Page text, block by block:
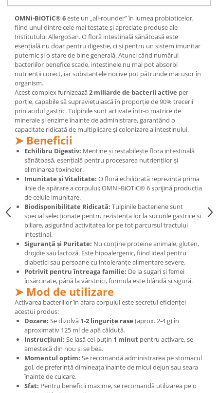
COSRX
BIODANCE
OOTD
Cettua
Haruharu Wonder
Medicube
ARIUL
Dr. Althea
DELLA BORN
Seleniu
Seminte de in
Silimarina
Spirulina
Ulei de cocos
Ulei de peste
Ulei MCT
Vitamina A
Vitamina B
Vitamina C
Vitamina D
Vitamina E
Vitamina K
Zinc
Cătină
Chlorella
Colina
Electroliti
Produse Apicole
Cacao
OMNi-BiOTiC® 6este un „all-rounder” în lumea probioticelor,
fiind unul dintre cele mai testate și apreciate produse ale
Institutului AllergoSan. O floră intestinală sănătoasă este
esențială nu doar pentru digestie, ci și pentru un sistem imunitar
puternic și o stare de bine generală. Atunci când numărul
bacteriilor benefice scade, intestinele nu mai pot absorbi
nutrienții corect, iar substanțele nocive pot pătrunde mai ușor în
organism.
Acest complex furnizează2 miliarde de bacterii active per
porție, capabile să supraviețuiască în proporție de 90% trecerii
prin acidul gastric. Tulpinile sunt activate într-o matrice de
minerale și enzime înainte de administrare, garantând o
capacitate ridicată de multiplicare și colonizare a intestinului.
➤ Beneficii
Echilibru Digestiv: Menține și restabilește flora intestinală
sănătoasă, esențială pentru procesarea nutrienților și
eliminarea toxinelor.
Imunitate și Vitalitate: O floră echilibrată reprezintă prima
linie de apărare a corpului; OMNi-BiOTiC® 6 sprijină producția
de celule imunitare.
Biodisponibilitate Ridicată: Tulpinile bacteriene sunt
special selecționate pentru rezistența lor la sucurile gastrice și
biliare, asigurând activitatea lor pe tot parcursul tractului
intestinal.
Siguranță și Puritate: Nu conține proteine animale, gluten,
drojdie sau lactoză. Este hipoalergenic, fiind ideal pentru
diabetici sau persoane cu intoleranțe alimentare severe.
Potrivit pentru întreaga familie: De la sugari și femei
însărcinate, până la vârstnici, formula este blândă și sigură.
➤ Mod de utilizare
Activarea bacteriilor în afara corpului este secretul eficienței
acestui produs:
Dozare: Se dizolvă 1-2 lingurițe rase (aprox. 2-4 g) în
aproximativ 125 ml de apă călduță.
Instrucțiuni: Se lasă cel puțin 1 minut pentru activare, se
amestecă din nou și se bea.
Momentul optim: Se recomandă administrarea pe stomacul
gol, de preferință dimineața înainte de micul dejun sau seara
înainte de culcare.
Sfat: Pentru beneficii maxime, se recomandă utilizarea pe o